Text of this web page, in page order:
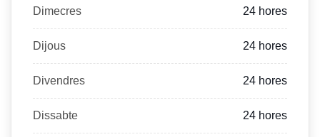
Dimecres 24 hores
Dijous 24 hores
Divendres 24 hores
Dissabte 24 hores